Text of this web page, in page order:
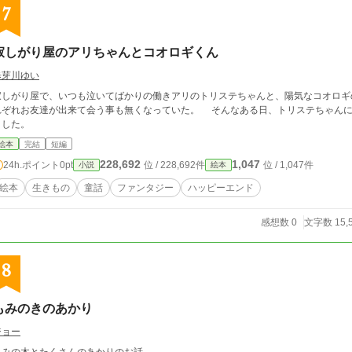
7
しがり屋のアリちゃんとコオロギくん
川ゆい
がり屋で、いつも泣いてばかりの働きアリのトリステちゃんと、陽気なコオロ
お友達が出来て会う事も無くなっていた。 そんなある日、トリステちゃんに悲劇が襲い掛かる。 11/15 ラストを書き換え
た。
本 完結 短編
24h.ポイント 0pt 小説 228,692 位 / 228,692件 絵本 1,047 位 / 1,047件
絵本 生きもの 童話 ファンタジー ハッピーエンド
感想数 0 文字数
8
みのきのあかり
ー